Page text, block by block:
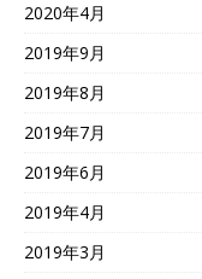
2020年4月
2019年9月
2019年8月
2019年7月
2019年6月
2019年4月
2019年3月